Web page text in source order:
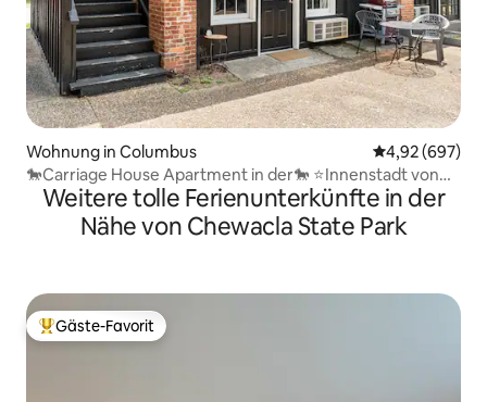
Wohnung in Columbus
4,92 (697)
🐎Carriage House Apartment in der🐎 ⭐Innenstadt von
Columbus⭐
Weitere tolle Ferienunterkünfte in der
Nähe von Chewacla State Park
Beliebter Gäste-Favorit.
Gäste-Favorit